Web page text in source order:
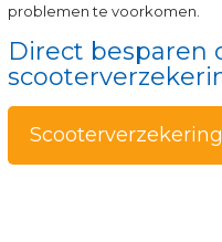
problemen te voorkomen.
Direct besparen